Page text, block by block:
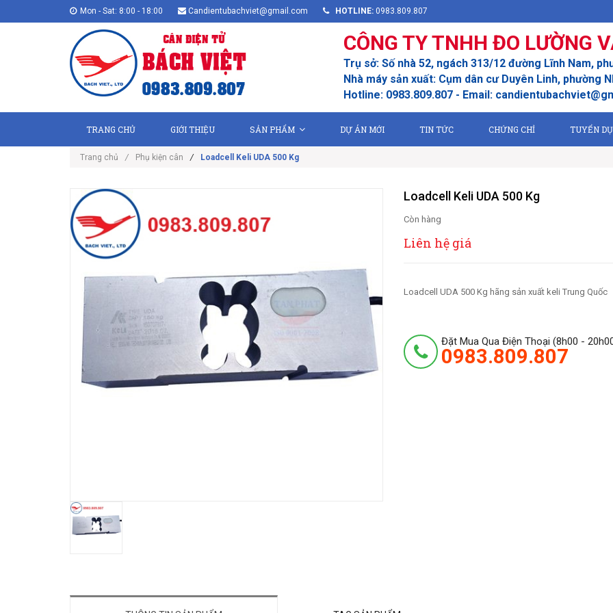
Mon - Sat: 8:00 - 18:00 Candientubachviet@gmail.com HOTLINE: 0983.809.807
CÔNG TY TNHH ĐO LƯỜNG
Trụ sở: Số nhà 52, ngách 313/12 đường Lĩnh Nam,
Nhà máy sản xuất: Cụm dân cư Duyên Linh, phường
Hotline: 0983.809.807 - Email:
TRANG CHỦ GIỚI THIỆU SẢN PHẨM DỰ ÁN MỚI TIN TỨC CHỨNG CHỈ TUYỂN
Trang chủ / Phụ kiện cân / Loadcell Keli UDA 500 Kg
Loadcell Keli UDA 500 Kg
Còn hàng
Liên hệ giá
Loadcell UDA 500 Kg hãng sản xuất keli Trung Quốc
Đặt Mua Qua Điện Thoại (8h00 -
0983.809.807